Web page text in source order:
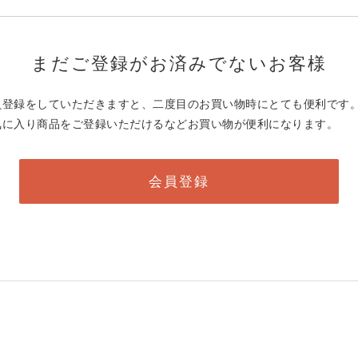
まだご登録がお済みでないお客様
登録をしていただきますと、二度目のお買い物時にとても便利です
入り商品をご登録いただけるなどお買い物が便利になります。
会員登録